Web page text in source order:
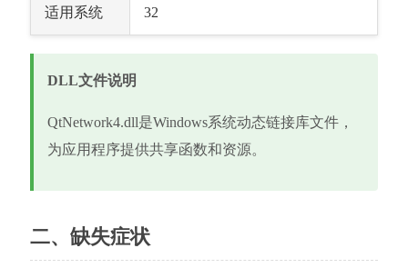
适用系统 32
DLL文件说明
QtNetwork4.dll是Windows系统动态链接库文件，
为应用程序提供共享函数和资源。
二、缺失症状